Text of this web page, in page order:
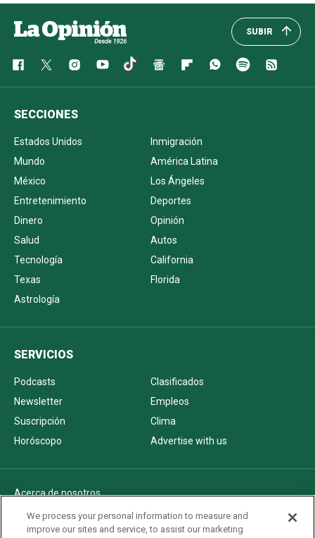
SUBIR
SECCIONES
Estados Unidos
Inmigración
Mundo
América Latina
México
Los Ángeles
Entretenimiento
Deportes
Dinero
Opinión
Salud
Autos
Tecnología
California
Texas
Florida
Astrología
SERVICIOS
Podcasts
Clasificados
Newsletter
Empleos
Suscripción
Clima
Horóscopo
Advertise with us
Acerca de nosotros
Politica de privacidad
Pautas Editoriales
We process your personal information to measure and
improve our sites and service, to assist our marketing